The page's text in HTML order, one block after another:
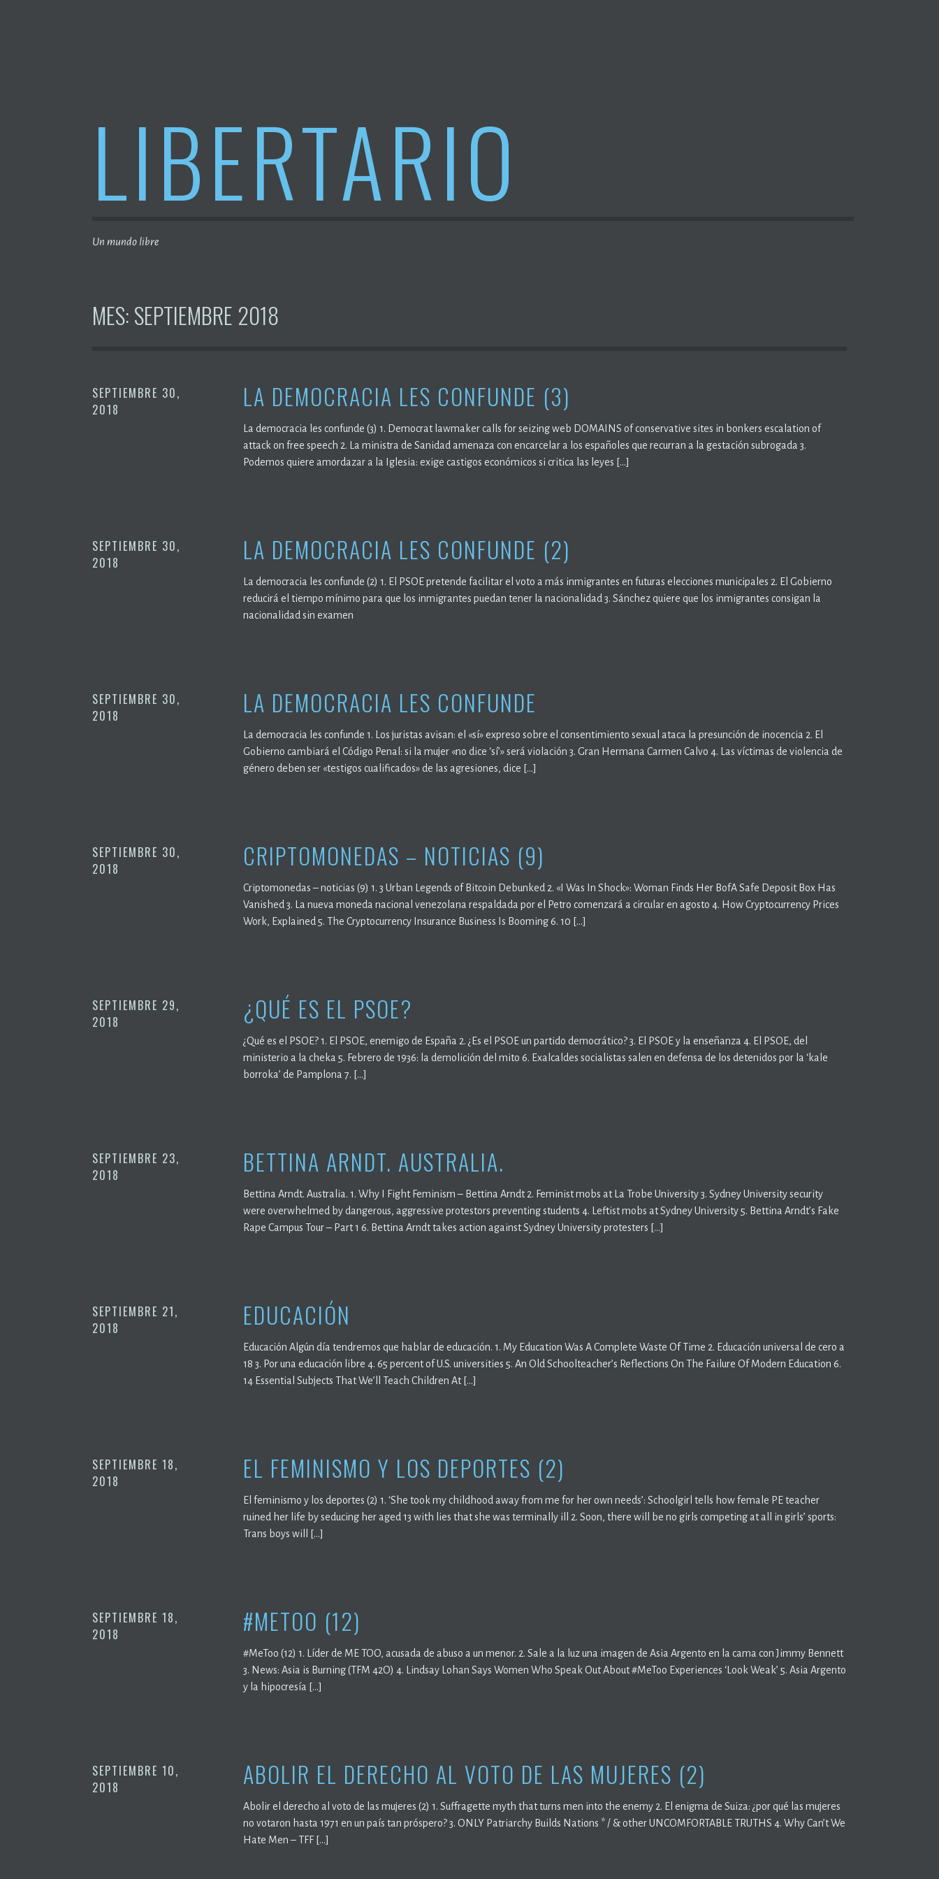
LIBERTARIO
Un mundo libre
MES:SEPTIEMBRE 2018
SEPTIEMBRE 30,
2018
LA DEMOCRACIA LES CONFUNDE (3)
La democracia les confunde (3) 1. Democrat lawmaker calls for seizing web DOMAINS of conservative sites in bonkers escalation of
attack on free speech 2. La ministra de Sanidad amenaza con encarcelar a los españoles que recurran a la gestación subrogada 3.
Podemos quiere amordazar a la Iglesia: exige castigos económicos si critica las leyes […]
SEPTIEMBRE 30,
2018
LA DEMOCRACIA LES CONFUNDE (2)
La democracia les confunde (2) 1. El PSOE pretende facilitar el voto a más inmigrantes en futuras elecciones municipales 2. El Gobierno
reducirá el tiempo mínimo para que los inmigrantes puedan tener la nacionalidad 3. Sánchez quiere que los inmigrantes consigan la
nacionalidad sin examen
SEPTIEMBRE 30,
2018
LA DEMOCRACIA LES CONFUNDE
La democracia les confunde 1. Los juristas avisan: el «sí» expreso sobre el consentimiento sexual ataca la presunción de inocencia 2. El
Gobierno cambiará el Código Penal: si la mujer «no dice ‘sí’» será violación 3. Gran Hermana Carmen Calvo 4. Las víctimas de violencia de
género deben ser «testigos cualificados» de las agresiones, dice […]
SEPTIEMBRE 30,
2018
CRIPTOMONEDAS – NOTICIAS (9)
Criptomonedas – noticias (9) 1. 3 Urban Legends of Bitcoin Debunked 2. «I Was In Shock»: Woman Finds Her BofA Safe Deposit Box Has
Vanished 3. La nueva moneda nacional venezolana respaldada por el Petro comenzará a circular en agosto 4. How Cryptocurrency Prices
Work, Explained 5. The Cryptocurrency Insurance Business Is Booming 6. 10 […]
SEPTIEMBRE 29,
2018
¿QUÉ ES EL PSOE?
¿Qué es el PSOE? 1. El PSOE, enemigo de España 2. ¿Es el PSOE un partido democrático? 3. El PSOE y la enseñanza 4. El PSOE, del
ministerio a la cheka 5. Febrero de 1936: la demolición del mito 6. Exalcaldes socialistas salen en defensa de los detenidos por la ‘kale
borroka’ de Pamplona 7. […]
SEPTIEMBRE 23,
2018
BETTINA ARNDT. AUSTRALIA.
Bettina Arndt. Australia. 1. Why I Fight Feminism – Bettina Arndt 2. Feminist mobs at La Trobe University 3. Sydney University security
were overwhelmed by dangerous, aggressive protestors preventing students 4. Leftist mobs at Sydney University 5. Bettina Arndt’s Fake
Rape Campus Tour – Part 1 6. Bettina Arndt takes action against Sydney University protesters […]
SEPTIEMBRE 21,
2018
EDUCACIÓN
Educación Algún día tendremos que hablar de educación. 1. My Education Was A Complete Waste Of Time 2. Educación universal de cero a
18 3. Por una educación libre 4. 65 percent of U.S. universities 5. An Old Schoolteacher’s Reflections On The Failure Of Modern Education 6.
14 Essential Subjects That We’ll Teach Children At […]
SEPTIEMBRE 18,
2018
EL FEMINISMO Y LOS DEPORTES (2)
El feminismo y los deportes (2) 1. ‘She took my childhood away from me for her own needs’: Schoolgirl tells how female PE teacher
ruined her life by seducing her aged 13 with lies that she was terminally ill 2. Soon, there will be no girls competing at all in girls’ sports:
Trans boys will […]
SEPTIEMBRE 18,
2018
#METOO (12)
#MeToo (12) 1. Líder de ME TOO, acusada de abuso a un menor. 2. Sale a la luz una imagen de Asia Argento en la cama con Jimmy Bennett
3. News: Asia is Burning (TFM 42O) 4. Lindsay Lohan Says Women Who Speak Out About #MeToo Experiences ‘Look Weak’ 5. Asia Argento
y la hipocresía […]
SEPTIEMBRE 10,
2018
ABOLIR EL DERECHO AL VOTO DE LAS MUJERES (2)
Abolir el derecho al voto de las mujeres (2) 1. Suffragette myth that turns men into the enemy 2. El enigma de Suiza: ¿por qué las mujeres
no votaron hasta 1971 en un país tan próspero? 3. ONLY Patriarchy Builds Nations * / & other UNCOMFORTABLE TRUTHS 4. Why Can’t We
Hate Men – TFF […]